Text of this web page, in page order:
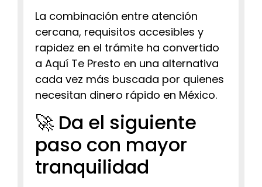
La combinación entre atención
cercana, requisitos accesibles y
rapidez en el trámite ha convertido
a Aquí Te Presto en una alternativa
cada vez más buscada por quienes
necesitan dinero rápido en México.
🚀 Da el siguiente
paso con mayor
tranquilidad